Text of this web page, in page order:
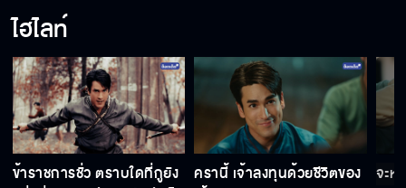
ฉันต้องการสร้อยธรรมจักรเส้นนั้นเป็นค่าชดใช้
เพราะเราอยากเจอคนที่ตายไปแล้ว คนทรงผีถึงได้
ไฮไลท์
ข้าราชการชั่ว ตราบใดที่กูยัง
ครานี้ เจ้าลงทุนด้วยชีวิตของ
จะห